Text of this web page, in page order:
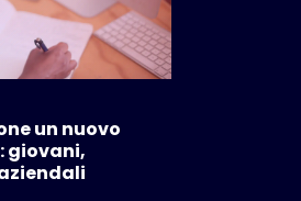
un nuovo
giovani,